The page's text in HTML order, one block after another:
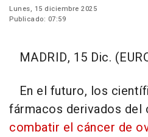
Lunes, 15 diciembre 2025
Publicado: 07:59
MADRID, 15 Dic.
En el futuro, los
fármacos derivados del
combatir el cáncer de